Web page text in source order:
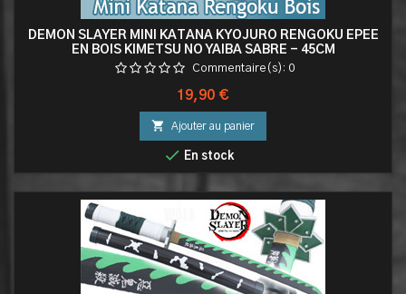
DEMON SLAYER MINI KATANA KYOJURO RENGOKU EPEE
EN BOIS KIMETSU NO YAIBA SABRE - 45CM
Commentaire(s): 0
Prix
19,90 €
 Ajouter au panier
 En stock